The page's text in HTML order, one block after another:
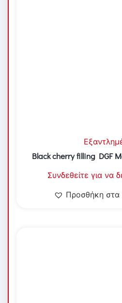
Black cherry filling DGF
Συνδεθείτε για να
Προσθήκη